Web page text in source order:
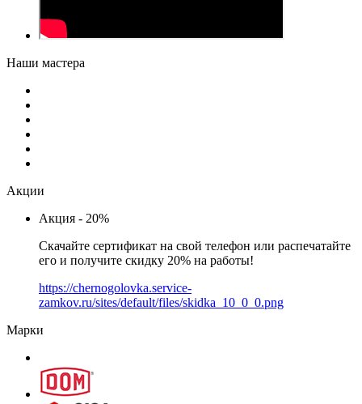
Наши мастера
Акции
Акция - 20%
Скачайте сертификат на свой телефон или распечатайте
его и получите скидку 20% на работы!
https://chernogolovka.service-
zamkov.ru/sites/default/files/skidka_10_0_0.png
Марки